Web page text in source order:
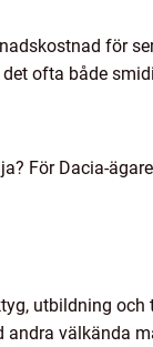
för
ofta både
För Dacia-
utbildning
välkända